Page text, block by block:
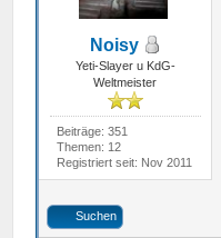
Noisy
Yeti-Slayer u KdG-
Weltmeister
Beiträge: 351
Themen: 12
Registriert seit: Nov 2011
Suchen